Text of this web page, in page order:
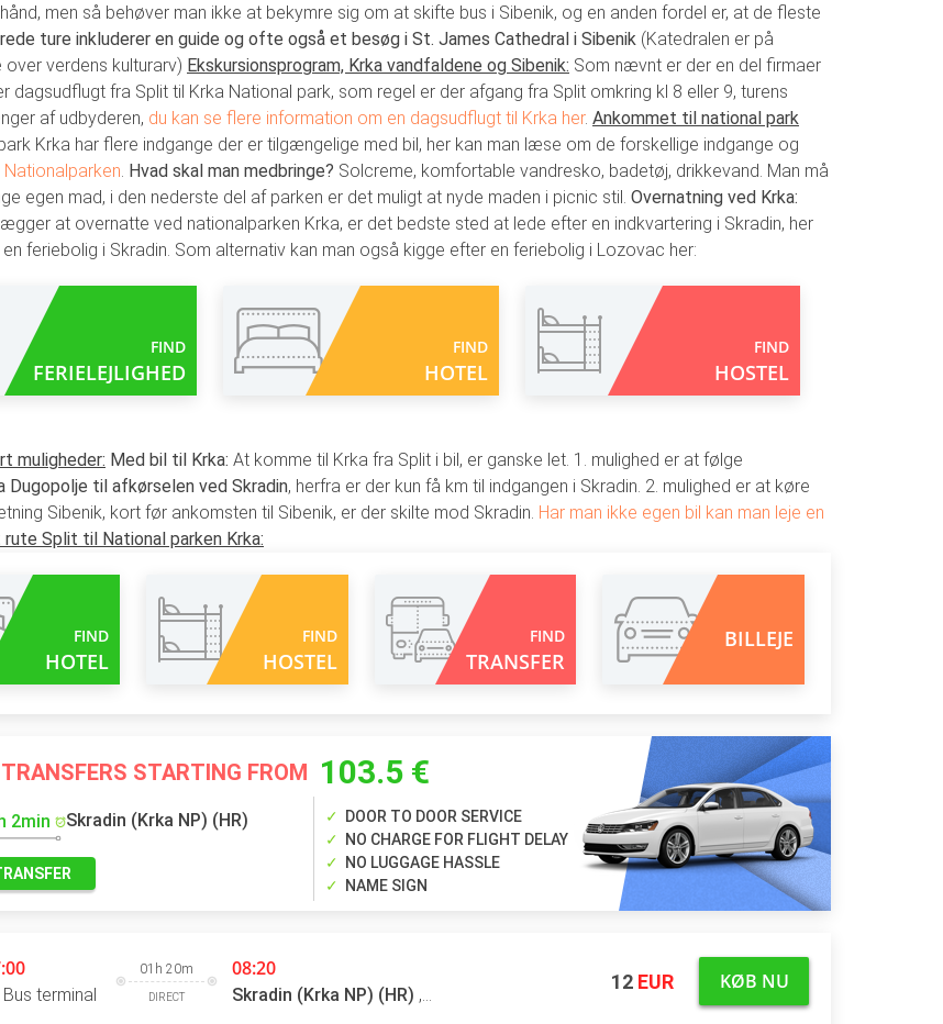
men så behøver man ikke at bekymre sig om at skifte bus i Sibenik, og en anden fordel er, at de fleste
ture inkluderer en guide og ofte også et besøg i St. James Cathedral i Sibenik (Katedralen er på
over verdens kulturarv) Ekskursionsprogram, Krka vandfaldene og Sibenik: Som nævnt er der en del firmaer
dagsudflugt fra Split til Krka National park, som regel er der afgang fra Split omkring kl 8 eller 9, turens
af udbyderen, du kan se flere information om en dagsudflugt til Krka her. Ankommet til national park
Krka har flere indgange der er tilgængelige med bil, her kan man læse om de forskellige indgange og
. Hvad skal man medbringe? Solcreme, komfortable vandresko, badetøj, drikkevand. Man må
egen mad, i den nederste del af parken er det muligt at nyde maden i picnic stil. Overnatning ved Krka:
at overnatte ved nationalparken Krka, er det bedste sted at lede efter en indkvartering i Skradin, her
feriebolig i Skradin. Som alternativ kan man også kigge efter en feriebolig i Lozovac her:
FIND
FERIELEJLIGHED
FIND
HOTEL
FIND
HOSTEL
muligheder: Med bil til Krka: At komme til Krka fra Split i bil, er ganske let. 1. mulighed er at følge
Dugopolje til afkørselen ved Skradin, herfra er der kun få km til indgangen i Skradin. 2. mulighed er at køre
Sibenik, kort før ankomsten til Sibenik, er der skilte mod Skradin. Har man ikke egen bil kan man leje en
rute Split til National parken Krka:
FIND
HOTEL
FIND
HOSTEL
FIND
TRANSFER
BILLEJE
STARTING FROM 103.5 €
2min Skradin (Krka NP) (HR)
DOOR TO DOOR SERVICE
NO CHARGE FOR FLIGHT DELAY
NO LUGGAGE HASSLE
NAME SIGN
Bus terminal
01h 20m
DIRECT
08:20
Skradin (Krka NP) (HR) , Bus terminal
12 EUR KØB NU